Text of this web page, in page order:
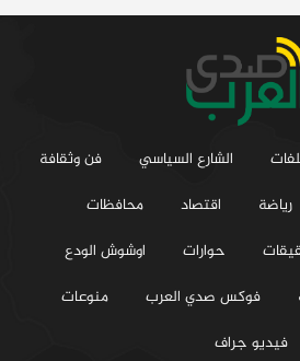
الشارع السياسي
فن وثقافة
رياضة اقتصاد
محافظات
حوارات
اوشوش الودع
فوكس صدي العرب
منوعات
فيديو جراف